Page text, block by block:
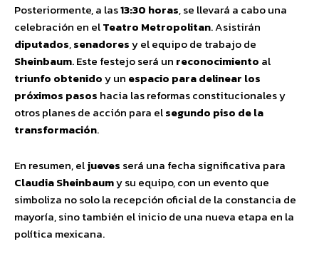
Posteriormente, a las13:30 horas, se llevará a cabo una
celebración en elTeatro Metropolitan. Asistirán
diputados,senadoresy el equipo de trabajo de
Sheinbaum. Este festejo será un reconocimiento al
triunfo obtenidoy un espacio para delinear los
próximos pasos hacia las reformas constitucionales y
otros planes de acción para elsegundo piso de la
transformación.
En resumen, eljueves será una fecha significativa para
Claudia Sheinbaumy su equipo, con un evento que
simboliza no solo la recepción oficial de la constancia de
mayoría, sino también el inicio de una nueva etapa en la
política mexicana.